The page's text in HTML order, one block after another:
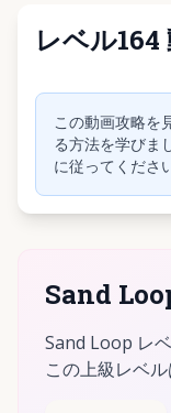
レベル164
この動画攻略を
る方法を学びま
に従ってくださ
Sand
Sand Loop レ
この上級レベ